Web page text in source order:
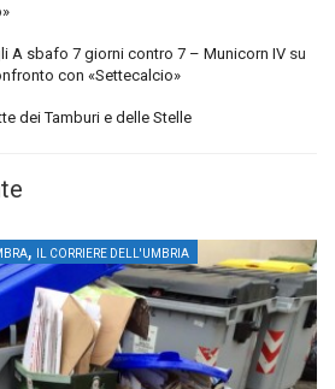
A sbafo 7 giorni contro 7 – Municorn IV su
con «Settecalcio»
dei Tamburi e delle Stelle
, IL CORRIERE DELL'UMBRIA